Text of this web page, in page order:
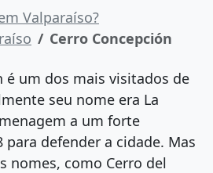
Valparaíso?
Cerro Concepción
é um dos mais visitados de
seu nome era La
a um forte
defender a cidade. Mas
nomes, como Cerro del